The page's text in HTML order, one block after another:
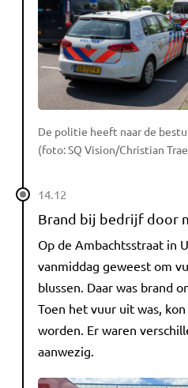
De politie heeft naar de
(foto: SQ Vision/Christian
14.12
Brand bij bedrijf door
Op de Ambachtsstraat in
vanmiddag geweest om
blussen. Daar was brand
Toen het vuur uit was,
worden. Er waren
aanwezig.